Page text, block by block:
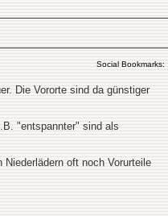
Social Bookmarks:
Die Vororte sind da günstiger
"entspannter" sind als
oft noch Vorurteile